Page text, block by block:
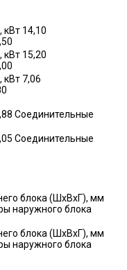
кВт 14,10
кВт 15,20
кВт 7,06
Соединительные
Соединительные
блока (ШхВхГ), мм
наружного блока
блока (ШхВхГ), мм
наружного блока